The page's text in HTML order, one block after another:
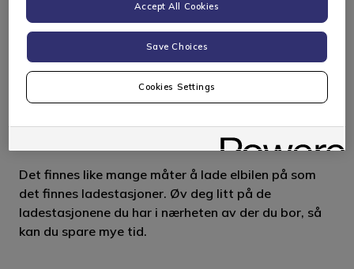
2. Øv på å lade
Det finnes like mange måter å lade elbilen på som
det finnes ladestasjoner. Øv deg litt på de
ladestasjonene du har i nærheten av der du bor, så
kan du spare mye tid.
Accept All Cookies
Save Choices
Cookies Settings